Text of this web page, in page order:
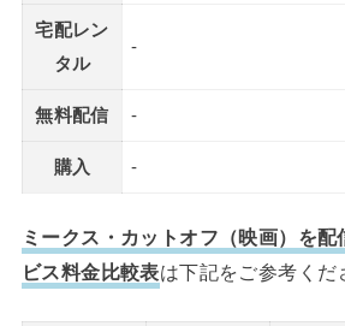
宅配レン
タル
-
無料配信 -
購入 -
ミークス・カットオフ（映画）を
ビス料金比較表は下記をご参考くだ